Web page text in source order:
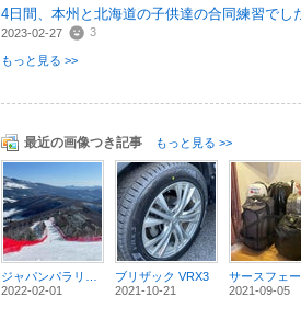
2023-02-27 3
もっと見る >>
最近の画像つき記事 もっと見る >>
2022-02-01
ブリザック VRX3
2021-10-21
サースフェー
2021-09-05